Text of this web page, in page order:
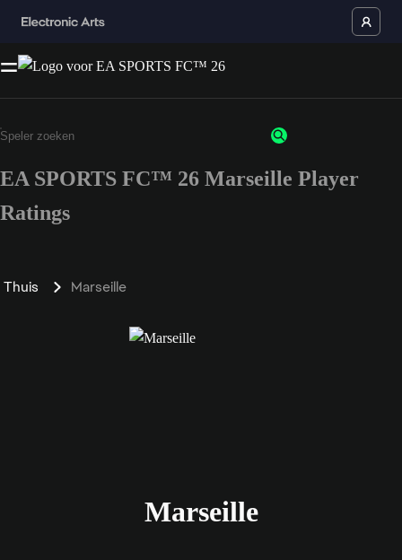
EA SPORTS FC™ 26 Marseille Player
Ratings
Thuis Marseille
Marseille